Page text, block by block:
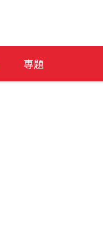
專題